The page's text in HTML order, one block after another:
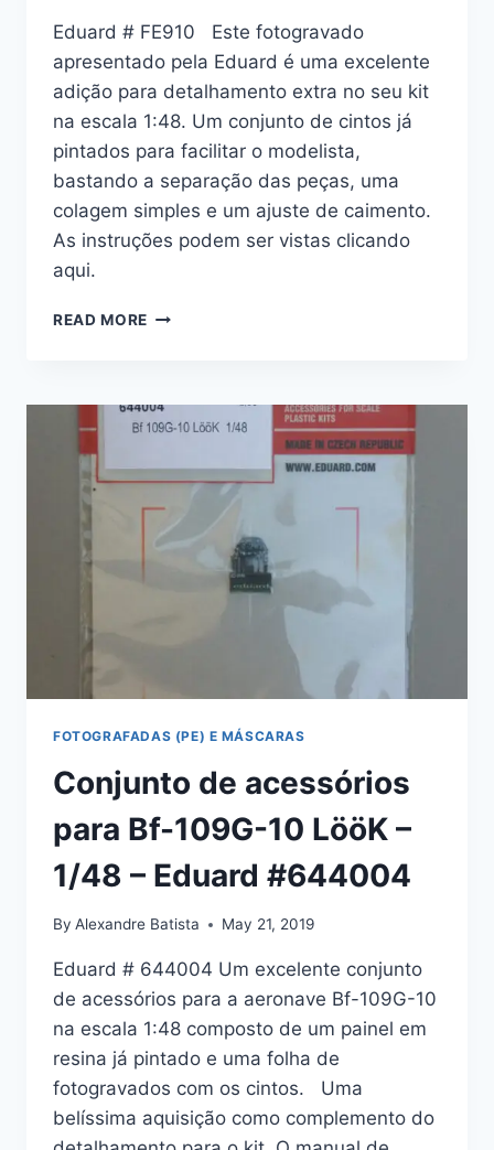
Eduard # FE910 Este fotogravado
apresentado pela Eduard é uma excelente
adição para detalhamento extra no seu kit
na escala 1:48. Um conjunto de cintos já
pintados para facilitar o modelista,
bastando a separação das peças, uma
colagem simples e um ajuste de caimento.
As instruções podem ser vistas clicando
aqui.
READ MORE FOTOGRAVADOS
SEATBELTS
STEEL
1/48
EDUARD
FOTOGRAFADAS (PE) E MÁSCARAS
Conjunto de acessórios
para Bf-109G-10 LööK –
1/48 – Eduard #644004
By Alexandre Batista May 21, 2019
Eduard # 644004 Um excelente conjunto
de acessórios para a aeronave Bf-109G-10
na escala 1:48 composto de um painel em
resina já pintado e uma folha de
fotogravados com os cintos. Uma
belíssima aquisição como complemento do